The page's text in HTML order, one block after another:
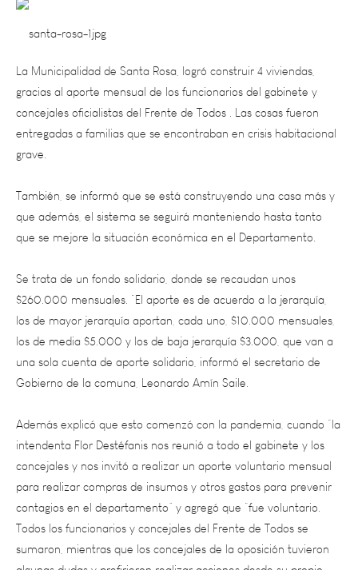
La Municipalidad de Santa Rosa, logró construir 4 viviendas,
gracias al aporte mensual de los funcionarios del gabinete y
concejales oficialistas del Frente de Todos . Las cosas fueron
entregadas a familias que se encontraban en crisis habitacional
grave.
También, se informó que se está construyendo una casa más y
que además, el sistema se seguirá manteniendo hasta tanto
que se mejore la situación económica en el Departamento.
Se trata de un fondo solidario, donde se recaudan unos
$260.000 mensuales. “El aporte es de acuerdo a la jerarquía,
los de mayor jerarquía aportan, cada uno, $10.000 mensuales,
los de media $5.000 y los de baja jerarquía $3.000, que van a
una sola cuenta de aporte solidario, informó el secretario de
Gobierno de la comuna, Leonardo Amín Saile.
Además explicó que esto comenzó con la pandemia, cuando “la
intendenta Flor Destéfanis nos reunió a todo el gabinete y los
concejales y nos invitó a realizar un aporte voluntario mensual
para realizar compras de insumos y otros gastos para prevenir
contagios en el departamento” y agregó que “fue voluntario.
Todos los funcionarios y concejales del Frente de Todos se
sumaron, mientras que los concejales de la oposición tuvieron
algunas dudas y prefirieron realizar acciones desde su propio